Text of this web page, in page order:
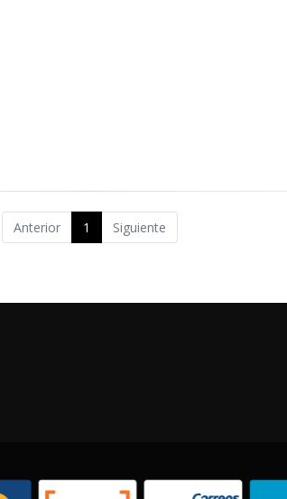
Anterior 1 Siguiente